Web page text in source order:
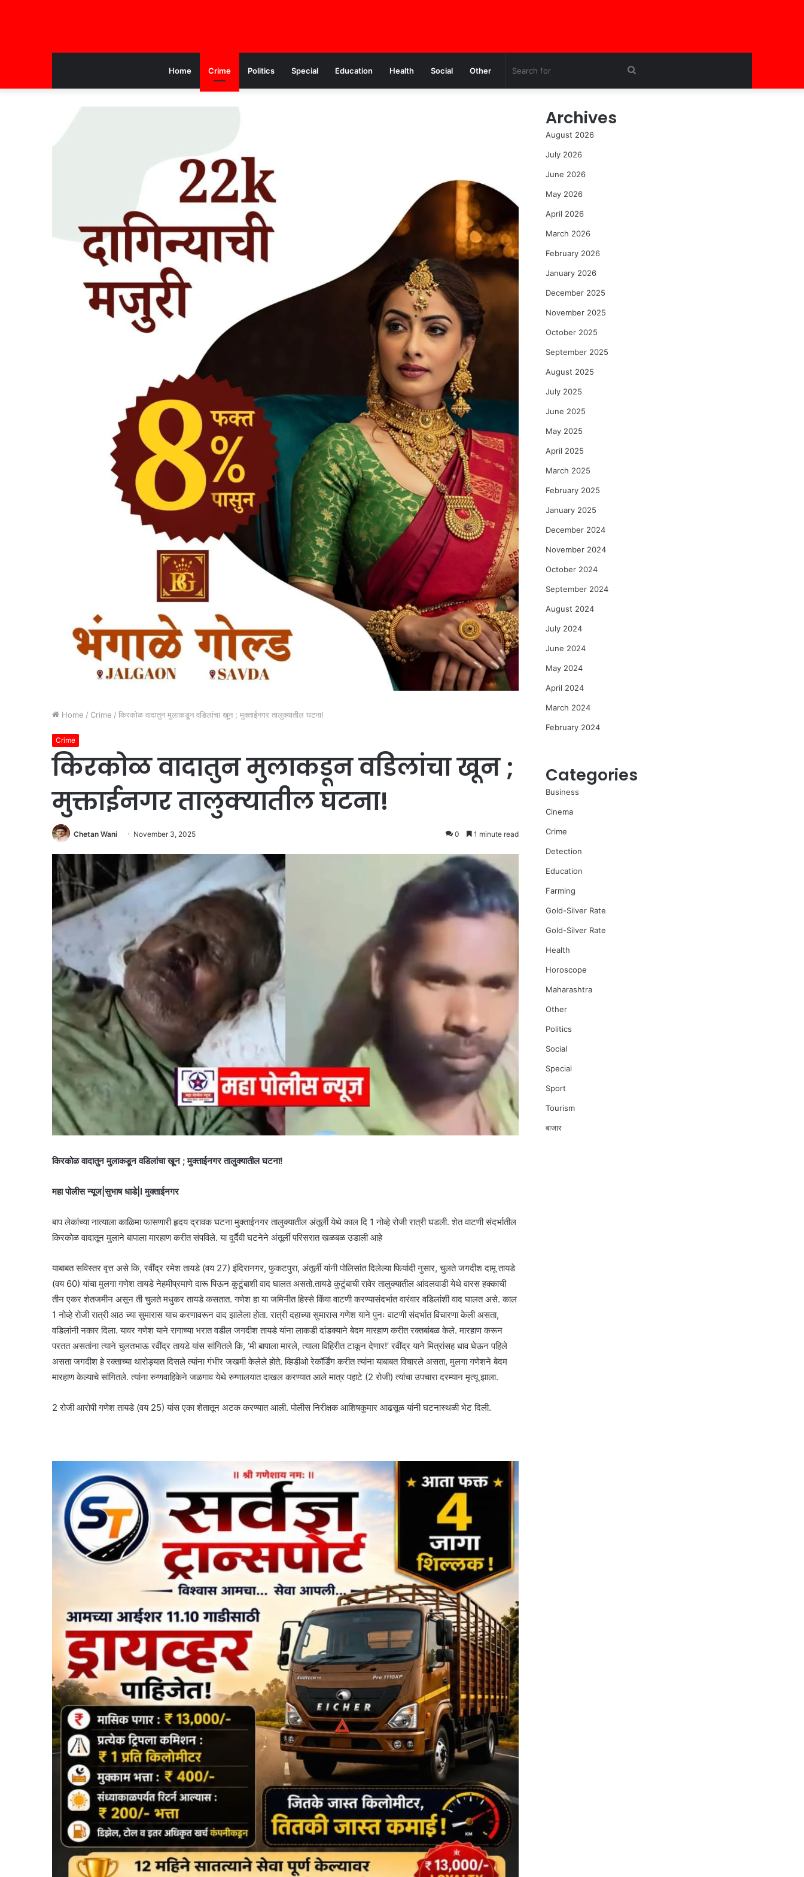
Home Crime Politics Special Education Health Social Other
Home / Crime / किरकोळ वादातुन मुलाकडून वडिलांचा खून ; मुक्ताईनगर तालुक्यातील घटना!
Crime
किरकोळ वादातुन मुलाकडून वडिलांचा खून ;
मुक्ताईनगर तालुक्यातील घटना!
Chetan Wani November 3, 2025 0 1 minute read
किरकोळ वादातुन मुलाकडून वडिलांचा खून ; मुक्ताईनगर तालुक्यातील घटना!
महा पोलीस न्यूज|सुभाष धाडे|I मुक्ताईनगर
बाप लेकांच्या नात्याला काळिमा फासणारी हृदय द्रावक घटना मुक्ताईनगर तालुक्यातील अंतूर्ली येथे काल दि 1 नोव्हे रोजी रात्री घडली. शेत वाटणी संदर्भातील
किरकोळ वादातून मुलाने बापाला मारहाण करीत संपविले. या दुर्दैवी घटनेने अंतूर्ली परिसरात खळबळ उडाली आहे
याबाबत सविस्तर वृत्त असे कि, रवींद्र रमेश तायडे (वय 27) इंदिरानगर, फुकटपुरा, अंतूर्ली यांनी पोलिसांत दिलेल्या फिर्यादी नुसार, चुलते जगदीश दामू तायडे
(वय 60) यांचा मुलगा गणेश तायडे नेहमीप्रमाणे दारू पिऊन कुटुंबाशी वाद घालत असतो.तायडे कुटुंबाची रावेर तालुक्यातील आंदलवाडी येथे वारस हक्काची
तीन एकर शेतजमीन असून ती चुलते मधुकर तायडे कसतात. गणेश हा या जमिनीत हिस्से किंवा वाटणी करण्यासंदर्भात वारंवार वडिलांशी वाद घालत असे. काल
1 नोव्हे रोजी रात्री आठ च्या सुमारास याच करणावरून वाद झालेला होता. रात्री दहाच्या सुमारास गणेश याने पुनः वाटणी संदर्भात विचारणा केली असता,
वडिलांनी नकार दिला. यावर गणेश याने रागाच्या भरात वडील जगदीश तायडे यांना लाकडी दांडक्याने बेदम मारहाण करीत रक्तबांबळ केले. मारहाण करून
परतत असतांना त्याने चुलतभाऊ रवींद्र तायडे यांस सांगितले कि, ‘मी बापाला मारले, त्याला विहिरीत टाकून देणार!’ रवींद्र याने मित्रांसह धाव घेऊन पहिले
असता जगदीश हे रक्ताच्या थारोड्यात दिसले त्यांना गंभीर जखमी केलेले होते. व्हिडीओ रेकॉर्डिंग करीत त्यांना याबाबत विचारले असता, मुलगा गणेशने बेदम
मारहाण केल्याचे सांगितले. त्यांना रुग्णवाहिकेने जळगाव येथे रुग्णालयात दाखल करण्यात आले मात्र पहाटे (2 रोजी) त्यांचा उपचारा दरम्यान मृत्यू झाला.
2 रोजी आरोपी गणेश तायडे (वय 25) यांस एका शेतातून अटक करण्यात आली. पोलीस निरीक्षक आशिषकुमार आढसूळ यांनी घटनास्थळी भेट दिली.
Archives
August 2026
July 2026
June 2026
May 2026
April 2026
March 2026
February 2026
January 2026
December 2025
November 2025
October 2025
September 2025
August 2025
July 2025
June 2025
May 2025
April 2025
March 2025
February 2025
January 2025
December 2024
November 2024
October 2024
September 2024
August 2024
July 2024
June 2024
May 2024
April 2024
March 2024
February 2024
Categories
Business
Cinema
Crime
Detection
Education
Farming
Gold-Silver Rate
Gold-Silver Rate
Health
Horoscope
Maharashtra
Other
Politics
Social
Special
Sport
Tourism
बाजार